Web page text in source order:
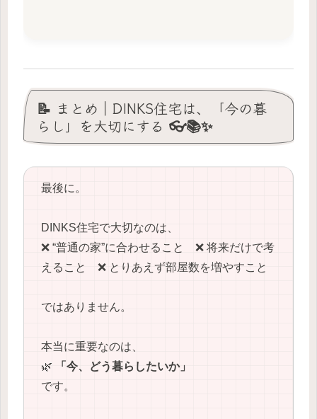
📝 まとめ｜DINKS住宅は、「今の暮
らし」を大切にする 👓📚✨
最後に。
DINKS住宅で大切なのは、
❌ “普通の家”に合わせること ❌ 将来だけで考
えること ❌ とりあえず部屋数を増やすこと
ではありません。
本当に重要なのは、
🌿
「今、どう暮らしたいか」
です。